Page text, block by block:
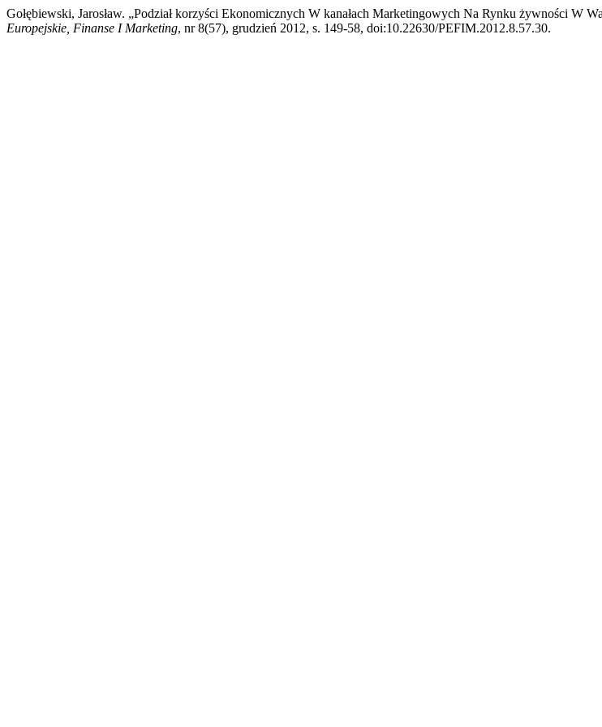
Gołębiewski, Jarosław. „Podział korzyści Ekonomicznych W kanałach Marketingowych Na Rynku żywności W
Europejskie, Finanse I Marketing, nr 8(57), grudzień 2012, s. 149-58, doi:10.22630/PEFIM.2012.8.57.30.